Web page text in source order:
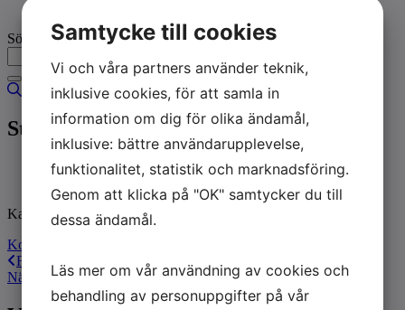
Sök
Standard Pallvåg
Färg: Målet, eller gulkromaterat
Kan fås i CE-M typgodkänt och förstagångsverifierat utförande.
Kontakta oss
Föregående
Föregående
Nästa
Plk Lastcellskit Nästa
Samtycke till cookies
Vi och våra partners använder teknik,
inklusive cookies, för att samla in
information om dig för olika ändamål,
inklusive: bättre användarupplevelse,
funktionalitet, statistik och marknadsföring.
Genom att klicka på "OK" samtycker du till
dessa ändamål.
Läs mer om vår användning av cookies och
behandling av personuppgifter på vår